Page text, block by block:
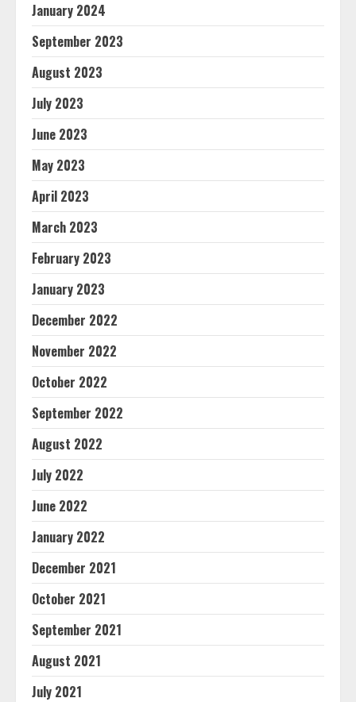
January 2024
September 2023
August 2023
July 2023
June 2023
May 2023
April 2023
March 2023
February 2023
January 2023
December 2022
November 2022
October 2022
September 2022
August 2022
July 2022
June 2022
January 2022
December 2021
October 2021
September 2021
August 2021
July 2021